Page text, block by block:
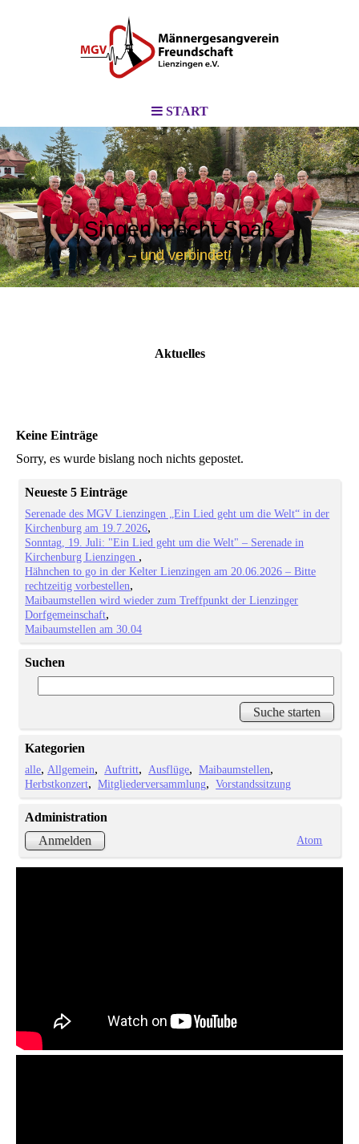
START
Singen macht Spaß
– und verbindet!
Aktuelles
Keine Einträge
Sorry, es wurde bislang noch nichts gepostet.
Neueste 5 Einträge
Serenade des MGV Lienzingen „Ein Lied geht um die Welt“ in der
Kirchenburg am 19.7.2026
Sonntag, 19. Juli: "Ein Lied geht um die Welt" – Serenade in
Kirchenburg Lienzingen
Hähnchen to go in der Kelter Lienzingen am 20.06.2026 – Bitte
rechtzeitig vorbestellen
Maibaumstellen wird wieder zum Treffpunkt der Lienzinger
Dorfgemeinschaft
Maibaumstellen am 30.04
Suchen
Kategorien
alle Allgemein Auftritt Ausflüge
Maibaumstellen
Herbstkonzert
Mitgliederversammlung Vorstandssitzung
Administration
Anmelden
Atom